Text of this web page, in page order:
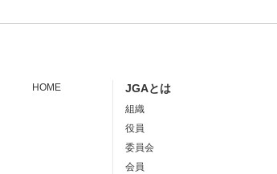
HOME JGAとは
組織
役員
委員会
会員